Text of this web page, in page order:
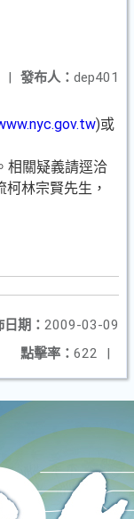
發布人： dep401
|
)或
相關疑義請逕洽
林宗賢先生，
期： 2009-03-09
點擊率： 622 |